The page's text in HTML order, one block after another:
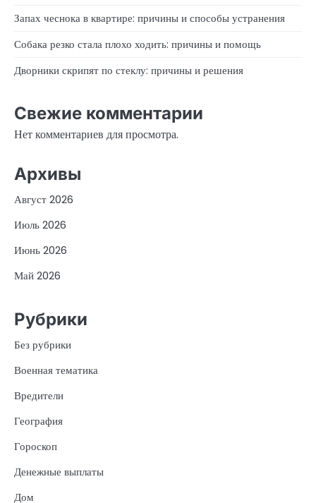
Запах чеснока в квартире: причины и способы устранения
Собака резко стала плохо ходить: причины и помощь
Дворники скрипят по стеклу: причины и решения
Свежие комментарии
Нет комментариев для просмотра.
Архивы
Август 2026
Июль 2026
Июнь 2026
Май 2026
Рубрики
Без рубрики
Военная тематика
Вредители
География
Гороскоп
Денежные выплаты
Дом